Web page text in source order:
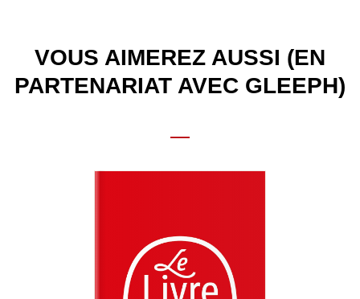
VOUS AIMEREZ AUSSI (EN
PARTENARIAT AVEC GLEEPH)